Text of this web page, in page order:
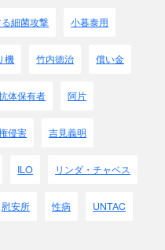
細菌攻撃 小暮泰用
機 竹内徳治 償い金
体保有者 阿片
侵害 吉見義明
ILO リンダ・チャベス
慰安所 性病 UNTAC